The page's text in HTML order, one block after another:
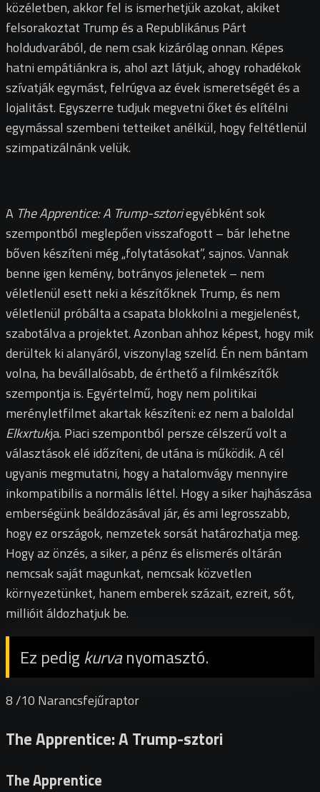
közéletben, akkor fel is ismerhetjük azokat, akiket
felsorakoztat Trump és a Republikánus Párt
holdudvarából, de nem csak kizárólag onnan. Képes
hatni empátiánkra is, ahol azt látjuk, ahogy rohadékok
szívatják egymást, felrúgva az évek ismeretségét és a
lojalitást. Egyszerre tudjuk megvetni őket és elítélni
egymással szembeni tetteiket anélkül, hogy feltétlenül
szimpatizálnánk velük.
A The Apprentice: A Trump-sztoriegyébként sok
szempontból meglepően visszafogott – bár lehetne
bőven készíteni még „folytatásokat”, sajnos. Vannak
benne igen kemény, botrányos jelenetek – nem
véletlenül esett neki a készítőknek Trump, és nem
véletlenül próbálta a csapata blokkolni a megjelenést,
szabotálva a projektet. Azonban ahhoz képest, hogy mik
derültek ki alanyáról, viszonylag szelíd. Én nem bántam
volna, ha bevállalósabb, de érthető a filmkészítők
szempontja is. Egyértelmű, hogy nem politikai
merényletfilmet akartak készíteni: ez nem a baloldal
Elkxrtukja. Piaci szempontból persze célszerű volt a
választások elé időzíteni, de utána is működik. A cél
ugyanis megmutatni, hogy a hatalomvágy mennyire
inkompatibilis a normális léttel. Hogy a siker hajhászása
emberségünk beáldozásával jár, és ami legrosszabb,
hogy ez országok, nemzetek sorsát határozhatja meg.
Hogy az önzés, a siker, a pénz és elismerés oltárán
nemcsak saját magunkat, nemcsak közvetlen
környezetünket, hanem emberek százait, ezreit, sőt,
millióit áldozhatjuk be.
Ez pedigkurvanyomasztó.
8/10 Narancsfejűraptor
The Apprentice: A Trump-sztori
The Apprentice